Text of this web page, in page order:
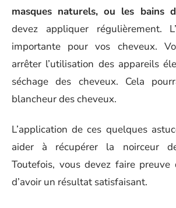
masques naturels, ou les bains
devez appliquer régulièrement.
importante pour vos cheveux.
arrêter l’utilisation des appareils
séchage des cheveux. Cela
blancheur des cheveux.
L’application de ces quelques
aider à récupérer la noirceur
Toutefois, vous devez faire preuve
d’avoir un résultat satisfaisant.